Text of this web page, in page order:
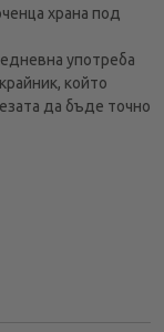
храна под
употреба
който
да бъде точно